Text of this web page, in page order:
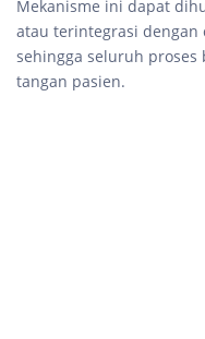
Mekanisme ini dapat
atau terintegrasi
sehingga seluruh
tangan pasien.